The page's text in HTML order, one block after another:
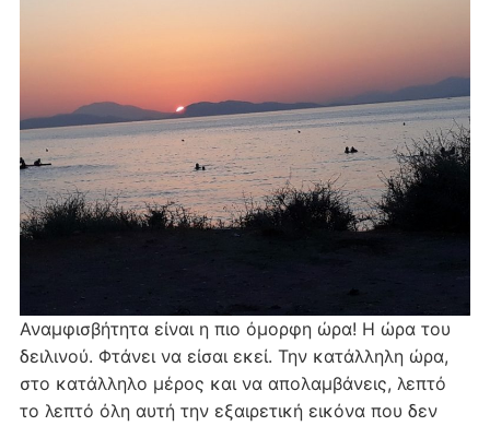
Αναμφισβήτητα είναι η πιο όμορφη ώρα! Η ώρα του
δειλινού. Φτάνει να είσαι εκεί. Την κατάλληλη ώρα,
στο κατάλληλο μέρος και να απολαμβάνεις, λεπτό
το λεπτό όλη αυτή την εξαιρετική εικόνα που δεν